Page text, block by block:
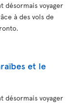
désormais voyager
à des vols de
et le
désormais voyager